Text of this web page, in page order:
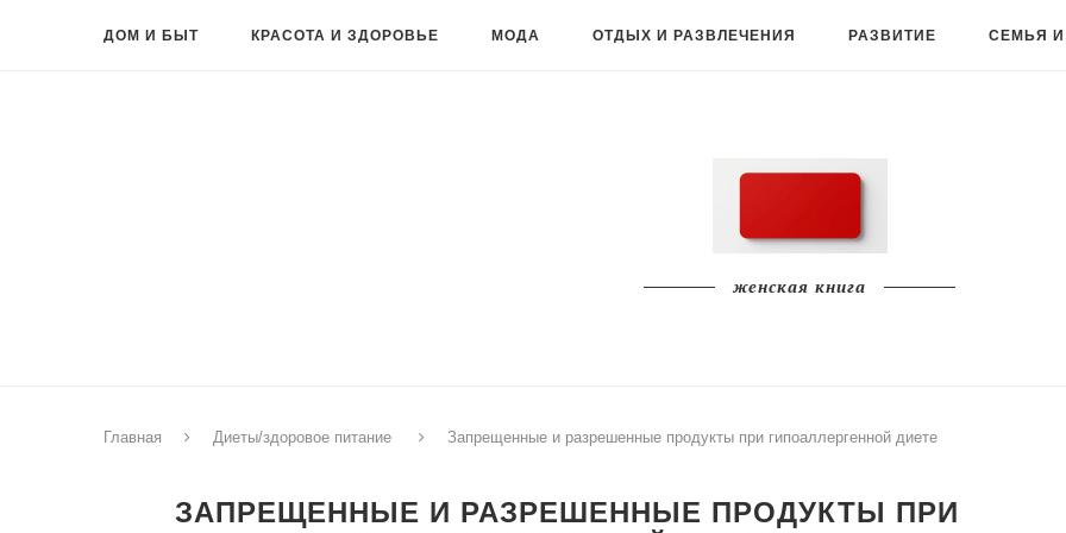
ДОМ И БЫТ КРАСОТА И ЗДОРОВЬЕ МОДА ОТДЫХ И РАЗВЛЕЧЕНИЯ РАЗВИТИЕ СЕМЬЯ И
женская книга
Главная Диеты/здоровое питание Запрещенные и разрешенные продукты при гипоаллергенной диете
ЗАПРЕЩЕННЫЕ И РАЗРЕШЕННЫЕ ПРОДУКТЫ ПРИ